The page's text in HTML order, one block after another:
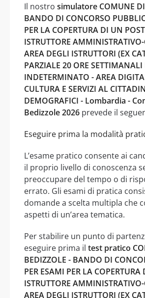
Il nostro simulatore COMUNE DI
BANDO DI CONCORSO
PER LA COPERTURA DI UN
ISTRUTTORE
AREA DEGLI ISTRUTTORI (EX
PARZIALE 20 ORE SETTIMANALI
INDETERMINATO - AREA
CULTURA E SERVIZI AL
DEMOGRAFICI - Lombardia -
Bedizzole 2026 prevede il
Eseguire prima la modalità
L’esame pratico consente ai
il proprio livello di conoscenza
preoccupare del tempo o di
errato. Gli esami di pratica
domande a scelta multipla che
aspetti di un’area tematica.
Per stabilire un punto di
eseguire prima il test pratico
BEDIZZOLE - BANDO DI
PER ESAMI PER LA
ISTRUTTORE
AREA DEGLI ISTRUTTORI (EX